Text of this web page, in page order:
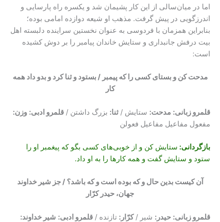
اما در میان‌سالی از این کار پشیمان شد و یکسره راه پارسایی و
اندرزگویی در پیش گرفت. مذهب او شیعه دوازده امامی بوده؛
بنابراین همزمان با فردوسی به عنوان نخستین سراینده دلبسته اهل
بیت درفش جانبداری و ستایش خاندان پیامبر را بر دوش کشیده
است:
مدحت کن و بستای کسی را که پیمبر / بستود و ثنا کرد و بدو داد همه
کار
قلمرو زبانی: مدحت: ستایش /ثنا: بزرگ داشتن / قلمرو ادبی: وزن:
مفعول مفاعیل مفاعیل فعولن
بازگردانی: ستایش کن و از خوبی‌های کسی بگو که پیغمبر او را
ستود و ستایش گفت و همه کارها را به او داد.
آن کیست بدین حال و که بوده است و که باشد؟ / جز شیر خداوند
جهان، حیدر کرّار
قلمرو زبانی: حیدر : شیر /کرّار : تازنده / قلمرو ادبی: شیر خداوند: